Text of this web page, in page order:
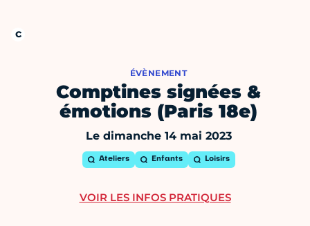
ÉVÈNEMENT
Comptines signées &
émotions (Paris 18e)
Le dimanche 14 mai 2023
Ateliers Enfants Loisirs
VOIR LES INFOS PRATIQUES